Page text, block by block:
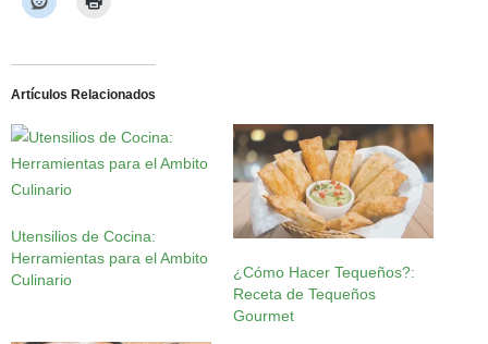
Artículos Relacionados
Utensilios de Cocina:
Herramientas para el Ambito
Culinario
¿Cómo Hacer Tequeños?:
Receta de Tequeños
Gourmet